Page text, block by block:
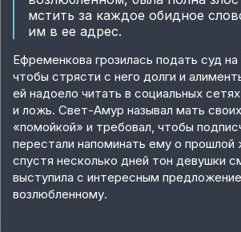
мстить за каждое обидное
им в ее адрес.
Ефременкова грозилась подать суд
чтобы стрясти с него долги и
ей надоело читать в социальных
и ложь. Свет-Амур называл мать
«помойкой» и требовал, чтобы
перестали напоминать ему о прошлой
спустя несколько дней тон девушки
выступила с интересным
возлюбленному.